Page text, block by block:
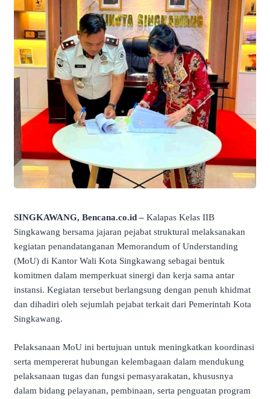
SINGKAWANG, Bencana.co.id – Kalapas Kelas IIB
Singkawang bersama jajaran pejabat struktural melaksanakan
kegiatan penandatanganan Memorandum of Understanding
(MoU) di Kantor Wali Kota Singkawang sebagai bentuk
komitmen dalam memperkuat sinergi dan kerja sama antar
instansi. Kegiatan tersebut berlangsung dengan penuh khidmat
dan dihadiri oleh sejumlah pejabat terkait dari Pemerintah Kota
Singkawang.
Pelaksanaan MoU ini bertujuan untuk meningkatkan koordinasi
serta mempererat hubungan kelembagaan dalam mendukung
pelaksanaan tugas dan fungsi pemasyarakatan, khususnya
dalam bidang pelayanan, pembinaan, serta penguatan program